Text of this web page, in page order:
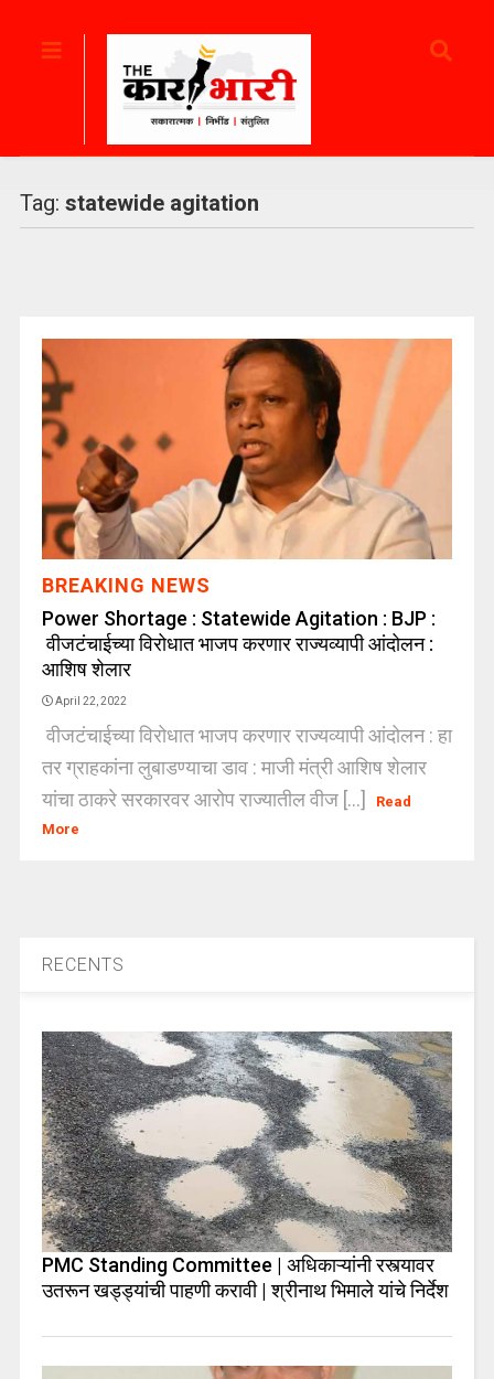
Tag: statewide agitation
BREAKING NEWS
Power Shortage : Statewide Agitation : BJP :
वीजटंचाईच्या विरोधात भाजप करणार राज्यव्यापी आंदोलन :
आशिष शेलार
April 22, 2022
वीजटंचाईच्या विरोधात भाजप करणार राज्यव्यापी आंदोलन : हा
तर ग्राहकांना लुबाडण्याचा डाव : माजी मंत्री आशिष शेलार
यांचा ठाकरे सरकारवर आरोप राज्यातील वीज [...]
Read
More
RECENTS
PMC Standing Committee | अधिकाऱ्यांनी रस्त्यावर
उतरून खड्ड्यांची पाहणी करावी | श्रीनाथ भिमाले यांचे निर्देश